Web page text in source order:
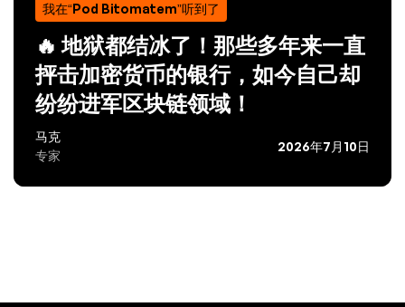
我在“Pod Bitomatem”听到了
🔥 地狱都结冰了！那些多年来一直
抨击加密货币的银行，如今自己却
纷纷进军区块链领域！
马克
专家
2026年7月10日